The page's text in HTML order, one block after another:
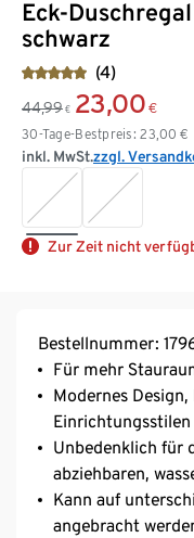
Eck-
schwarz
(4)
44,99 € 23,00 €
30-Tage-Bestpreis: 23,00 €
inkl. MwSt.zzgl.
Zur Zeit nicht
Bestellnummer:
Für mehr
Modernes
Einrichtungsstilen
Unbedenklich für
abziehbaren,
Kann auf
angebracht